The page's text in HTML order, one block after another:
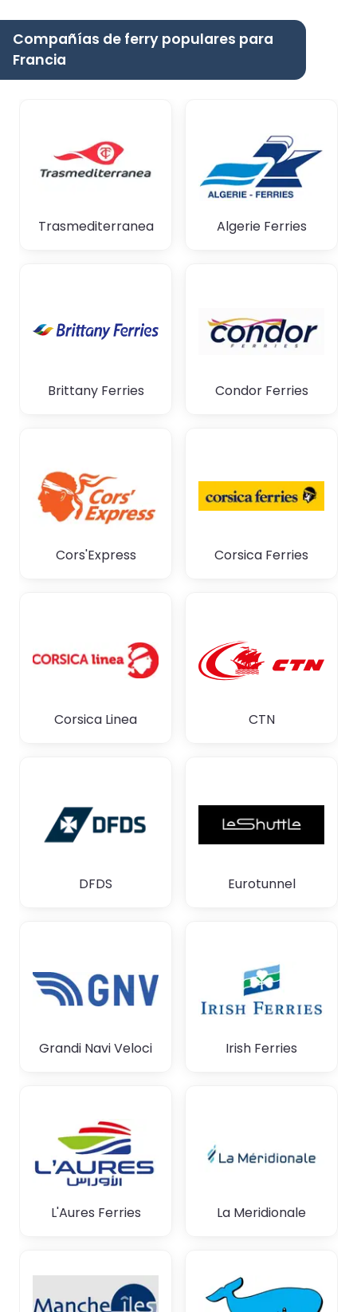
Compañías de ferry populares para
Francia
Trasmediterranea Algerie Ferries
Brittany Ferries Condor Ferries
Cors'Express Corsica Ferries
Corsica Linea CTN
DFDS Eurotunnel
Grandi Navi Veloci Irish Ferries
L'Aures Ferries La Meridionale